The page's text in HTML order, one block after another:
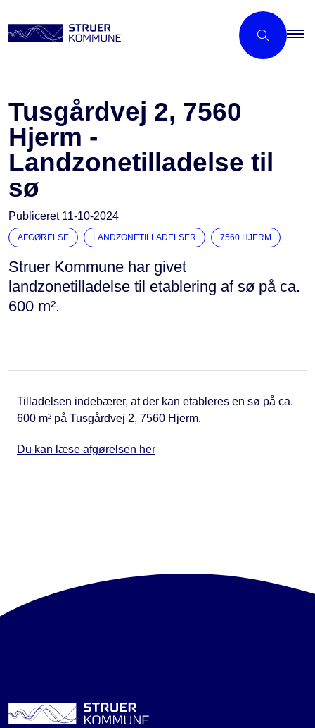
Tusgårdvej 2, 7560
Hjerm -
Landzonetilladelse til
sø
Publiceret 11-10-2024
AFGØRELSE LANDZONETILLADELSER 7560 HJERM
Struer Kommune har givet
landzonetilladelse til etablering af sø på ca.
600 m².
Tilladelsen indebærer, at der kan etableres en sø på ca.
600 m² på Tusgårdvej 2, 7560 Hjerm.
Du kan læse afgørelsen her